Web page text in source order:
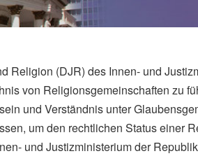
Religion (DJR) des Innen- und
von Religionsgemeinschaften zu
und Verständnis unter
um den rechtlichen Status einer
und Justizministerium der